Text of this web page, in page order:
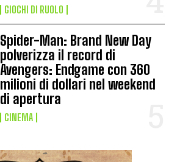
GIOCHI DI RUOLO
Spider-Man: Brand New Day
polverizza il record di
Avengers: Endgame con 360
milioni di dollari nel weekend
di apertura
CINEMA